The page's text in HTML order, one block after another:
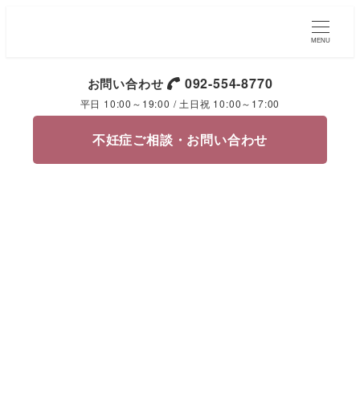
MENU
お問い合わせ 092-554-8770
平日 10:00～19:00 / 土日祝 10:00～17:00
不妊症ご相談・お問い合わせ